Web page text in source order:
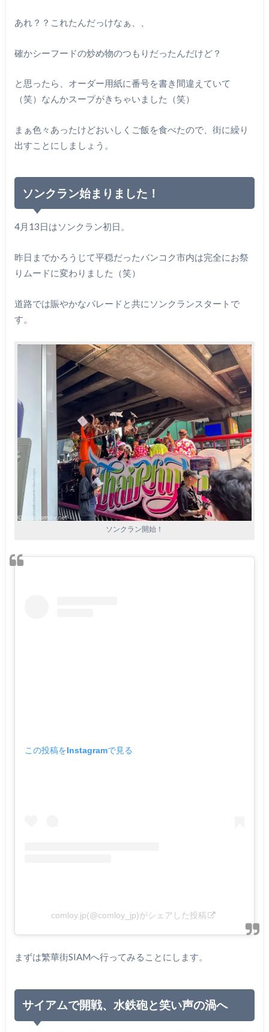
あれ？？これたんだっけなぁ、、
確かシーフードの炒め物のつもりだったんだけど？
と思ったら、オーダー用紙に番号を書き間違えていて
（笑）なんかスープがきちゃいました（笑）
まぁ色々あったけどおいしくご飯を食べたので、街に繰り
出すことにしましょう。
ソンクラン始まりました！
4月13日はソンクラン初日。
昨日までかろうじて平穏だったバンコク市内は完全にお祭
りムードに変わりました（笑）
道路では賑やかなパレードと共にソンクランスタートで
す。
ソンクラン開始！
この投稿をInstagramで見る
comloy.jp(@comloy_jp)がシェアした投稿
まずは繁華街SIAMへ行ってみることにします。
サイアムで開戦、水鉄砲と笑い声の渦へ